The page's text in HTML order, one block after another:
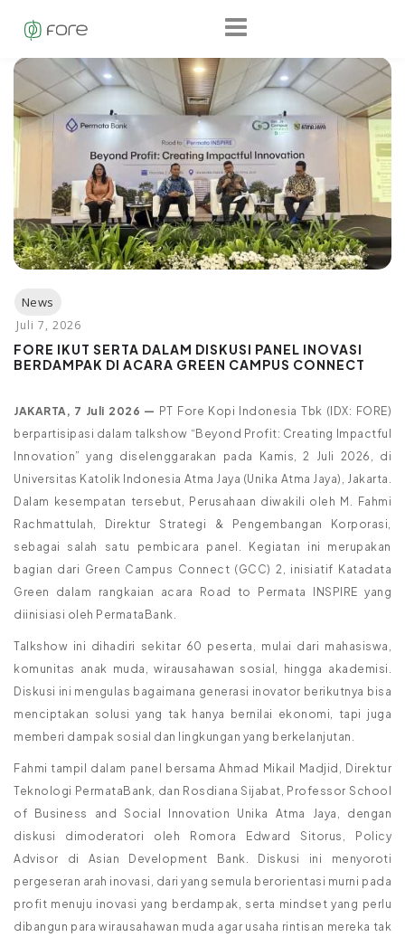
FORE IKUT SERTA DALAM DISKUSI PANEL INOVASI
BERDAMPAK DI ACARA GREEN CAMPUS CONNECT
JAKARTA, 7 Juli 2026 — PT Fore Kopi Indonesia Tbk (IDX: FORE)
berpartisipasi dalam talkshow “Beyond Profit: Creating Impactful
Innovation” yang diselenggarakan pada Kamis, 2 Juli 2026, di
Universitas Katolik Indonesia Atma Jaya (Unika Atma Jaya), Jakarta.
Dalam kesempatan tersebut, Perusahaan diwakili oleh M. Fahmi
Rachmattulah, Direktur Strategi & Pengembangan Korporasi,
sebagai salah satu pembicara panel. Kegiatan ini merupakan
bagian dari Green Campus Connect (GCC) 2, inisiatif Katadata
Green dalam rangkaian acara Road to Permata INSPIRE yang
diinisiasi oleh PermataBank.
Talkshow ini dihadiri sekitar 60 peserta, mulai dari mahasiswa,
komunitas anak muda, wirausahawan sosial, hingga akademisi.
Diskusi ini mengulas bagaimana generasi inovator berikutnya bisa
menciptakan solusi yang tak hanya bernilai ekonomi, tapi juga
memberi dampak sosial dan lingkungan yang berkelanjutan.
Fahmi tampil dalam panel bersama Ahmad Mikail Madjid, Direktur
Teknologi PermataBank, dan Rosdiana Sijabat, Professor School
of Business and Social Innovation Unika Atma Jaya, dengan
diskusi dimoderatori oleh Romora Edward Sitorus, Policy
Advisor di Asian Development Bank. Diskusi ini menyoroti
pergeseran arah inovasi, dari yang semula berorientasi murni pada
profit menuju inovasi yang berdampak, serta mindset yang perlu
dibangun para wirausahawan muda agar usaha rintisan mereka tak